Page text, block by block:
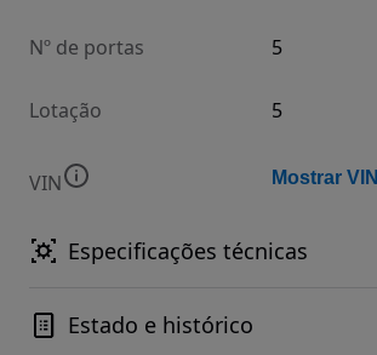
Nº de portas 5
Lotação 5
VIN Mostrar VIN
Especificações técnicas
Estado e histórico